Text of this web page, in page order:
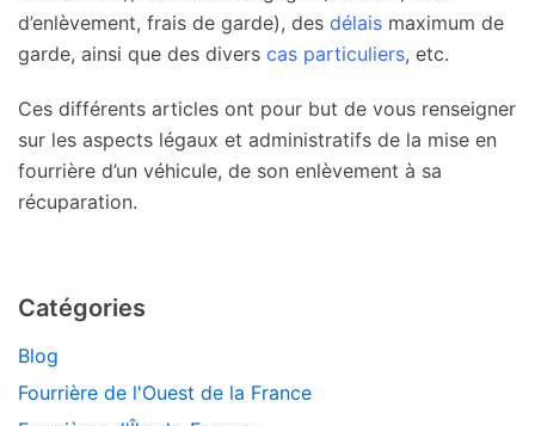
d’enlèvement, frais de garde), des délais maximum de
garde, ainsi que des divers cas particuliers, etc.
Ces différents articles ont pour but de vous renseigner
sur les aspects légaux et administratifs de la mise en
fourrière d’un véhicule, de son enlèvement à sa
récuparation.
Catégories
Blog
Fourrière de l'Ouest de la France